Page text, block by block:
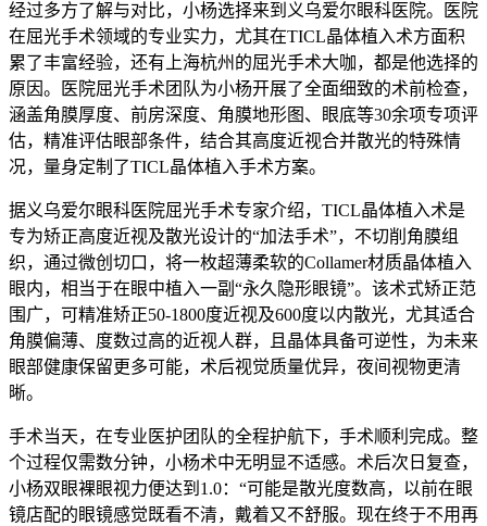
经过多方了解与对比，小杨选择来到义乌爱尔眼科医院。医院
在屈光手术领域的专业实力，尤其在TICL晶体植入术方面积
累了丰富经验，还有上海杭州的屈光手术大咖，都是他选择的
原因。医院屈光手术团队为小杨开展了全面细致的术前检查，
涵盖角膜厚度、前房深度、角膜地形图、眼底等30余项专项评
估，精准评估眼部条件，结合其高度近视合并散光的特殊情
况，量身定制了TICL晶体植入手术方案。
据义乌爱尔眼科医院屈光手术专家介绍，TICL晶体植入术是
专为矫正高度近视及散光设计的“加法手术”，不切削角膜组
织，通过微创切口，将一枚超薄柔软的Collamer材质晶体植入
眼内，相当于在眼中植入一副“永久隐形眼镜”。该术式矫正范
围广，可精准矫正50-1800度近视及600度以内散光，尤其适合
角膜偏薄、度数过高的近视人群，且晶体具备可逆性，为未来
眼部健康保留更多可能，术后视觉质量优异，夜间视物更清
晰。
手术当天，在专业医护团队的全程护航下，手术顺利完成。整
个过程仅需数分钟，小杨术中无明显不适感。术后次日复查，
小杨双眼裸眼视力便达到1.0：“可能是散光度数高，以前在眼
镜店配的眼镜感觉既看不清，戴着又不舒服。现在终于不用再